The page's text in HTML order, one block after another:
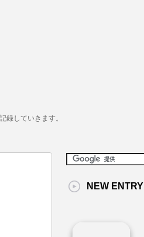
録していきます。
NEW ENTRY